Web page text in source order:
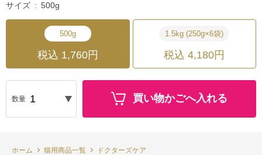
サイズ
500g
500g
税込 1,760円
1.5kg (250g×6袋)
税込 4,180円
数量 買い物かごへ入れる
ホーム 猫用商品一覧
ドクターズケア